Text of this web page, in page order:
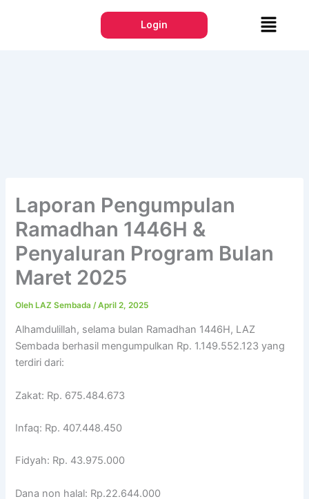
Login Menu
Laporan Pengumpulan
Ramadhan 1446H &
Penyaluran Program Bulan
Maret 2025
OlehLAZ Sembada/April 2, 2025
Alhamdulillah, selama bulan Ramadhan 1446H, LAZ
Sembada berhasil mengumpulkan Rp. 1.149.552.123 yang
terdiri dari:
Zakat: Rp. 675.484.673
Infaq: Rp. 407.448.450
Fidyah: Rp. 43.975.000
Dana non halal: Rp.22.644.000